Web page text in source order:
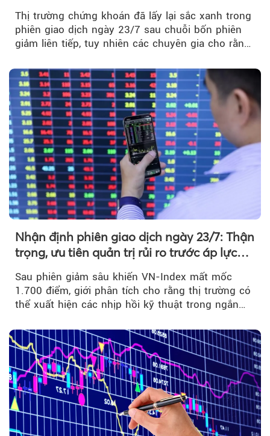
Thị trường chứng khoán đã lấy lại sắc xanh trong
phiên giao dịch ngày 23/7 sau chuỗi bốn phiên
giảm liên tiếp, tuy nhiên các chuyên gia cho rằng
Nhận định phiên giao dịch ngày 23/7: Thận
trọng, ưu tiên quản trị rủi ro trước áp lực
Sau phiên giảm sâu khiến VN-Index mất mốc
1.700 điểm, giới phân tích cho rằng thị trường có
thể xuất hiện các nhịp hồi kỹ thuật trong ngắn